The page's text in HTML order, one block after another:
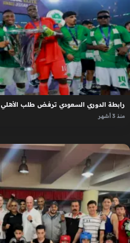
رابطة الدوري السعودي ترفض طلب الأهلي
منذ 3 أشهر